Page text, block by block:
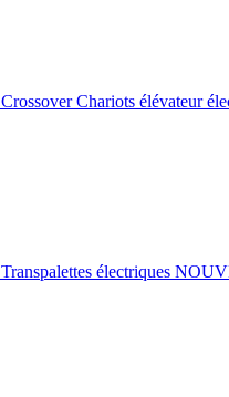
Crossover Chariots élévateur
Transpalettes électriques